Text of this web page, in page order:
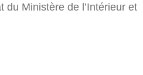
du Ministère de l’Intérieur et